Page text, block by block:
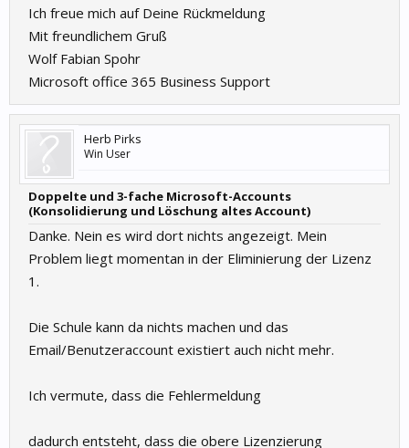
Ich freue mich auf Deine Rückmeldung
Mit freundlichem Gruß
Wolf Fabian Spohr
Microsoft office 365 Business Support
Herb Pirks
Win User
Doppelte und 3-fache Microsoft-Accounts
(Konsolidierung und Löschung altes Account)
Danke. Nein es wird dort nichts angezeigt. Mein
Problem liegt momentan in der Eliminierung der Lizenz
1.
Die Schule kann da nichts machen und das
Email/Benutzeraccount existiert auch nicht mehr.
Ich vermute, dass die Fehlermeldung
dadurch entsteht, dass die obere Lizenzierung